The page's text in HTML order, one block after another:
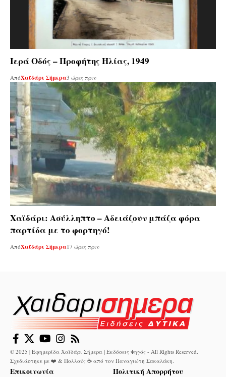
Ιερά Οδός – Προφήτης Ηλίας, 1949
ΑπόΧαϊδάρι Σήμερα3 ώρες πριν
Χαϊδάρι: Ασύλληπτο – Αδειάζουν μπάζα φόρα
παρτίδα με το φορτηγό!
ΑπόΧαϊδάρι Σήμερα 17 ώρες πριν
© 2025 | Εφημερίδα Χαϊδάρι Σήμερα | Εκδόσεις Φηγός - All Rights Reserved.
Σχεδιάστηκε με ❤️ & Πολλούς ☕ από τον Παναγιώτη Σακαλάκη
Επικοινωνία
Πολιτική Απορρήτου